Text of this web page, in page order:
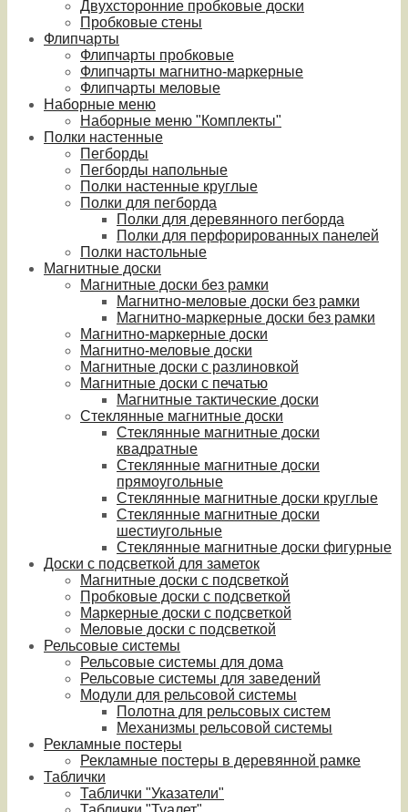
Двухсторонние пробковые доски
Пробковые стены
Флипчарты
Флипчарты пробковые
Флипчарты магнитно-маркерные
Флипчарты меловые
Наборные меню
Наборные меню "Комплекты"
Полки настенные
Пегборды
Пегборды напольные
Полки настенные круглые
Полки для пегборда
Полки для деревянного пегборда
Полки для перфорированных панелей
Полки настольные
Магнитные доски
Магнитные доски без рамки
Магнитно-меловые доски без рамки
Магнитно-маркерные доски без рамки
Магнитно-маркерные доски
Магнитно-меловые доски
Магнитные доски с разлиновкой
Магнитные доски с печатью
Магнитные тактические доски
Стеклянные магнитные доски
Стеклянные магнитные доски
квадратные
Стеклянные магнитные доски
прямоугольные
Стеклянные магнитные доски круглые
Стеклянные магнитные доски
шестиугольные
Стеклянные магнитные доски фигурные
Доски с подсветкой для заметок
Магнитные доски с подсветкой
Пробковые доски с подсветкой
Маркерные доски с подсветкой
Меловые доски с подсветкой
Рельсовые системы
Рельсовые системы для дома
Рельсовые системы для заведений
Модули для рельсовой системы
Полотна для рельсовых систем
Механизмы рельсовой системы
Рекламные постеры
Рекламные постеры в деревянной рамке
Таблички
Таблички "Указатели"